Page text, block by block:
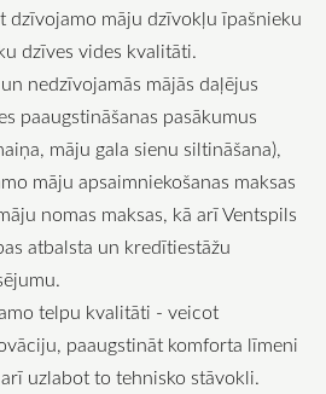
dzīvojamo māju dzīvokļu īpašnieku
dzīves vides kvalitāti.
nedzīvojamās mājās daļējus
paaugstināšanas pasākumus
māju gala sienu siltināšana),
māju apsaimniekošanas maksas
nomas maksas, kā arī Ventspils
atbalsta un kredītiestāžu
telpu kvalitāti - veicot
paaugstināt komforta līmeni
uzlabot to tehnisko stāvokli.